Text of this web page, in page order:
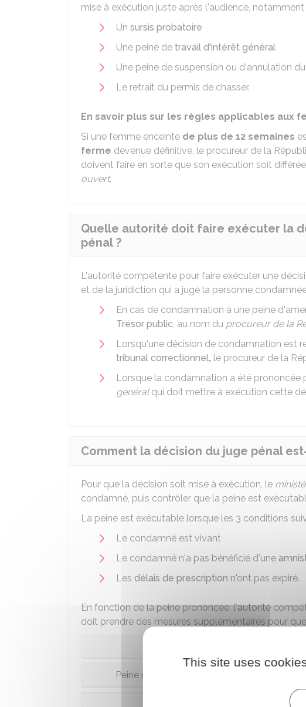
mise à exécution juste après l'audience,
Un sursis probatoire
Une peine de travail d'intérêt général
Une peine de suspension ou d'annulation
Le retrait du permis de chasser.
En savoir plus sur les règles applicables aux
Si une femme enceinte de plus de 12 semaines
ferme devenue définitive, le procureur de la
doivent faire en sorte que son exécution soit
ouvert.
Quelle autorité doit faire exécuter la
pénal ?
L'autorité compétente pour faire exécuter une
et de la juridiction qui a jugé la personne
En cas de condamnation à une peine
Trésor public, au nom du procureur de la
Lorsqu'une décision de condamnation est
tribunal correctionnel, le procureur de la
Lorsque la condamnation a été prononcée
généralqui doit mettre à exécution cette
Comment la décision du juge pénal
Pour que la décision soit mise à exécution, le
condamné, puis contrôler que la peine est
La peine est exécutable lorsque les 3 conditions
Le condamné est vivant
Le condamné n'a pas bénéficié d'une
Les délais de prescription n'ont pas expiré.
En fonction de la peine prononcée, l'autorité
doit prendre des mesures supplémentaires pour
Peine restrictive de liberté (suspension de
Peine privative de liberté (prison,
This site uses